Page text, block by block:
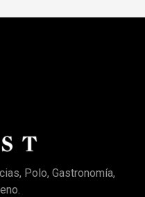
Polo, Gastronomía,